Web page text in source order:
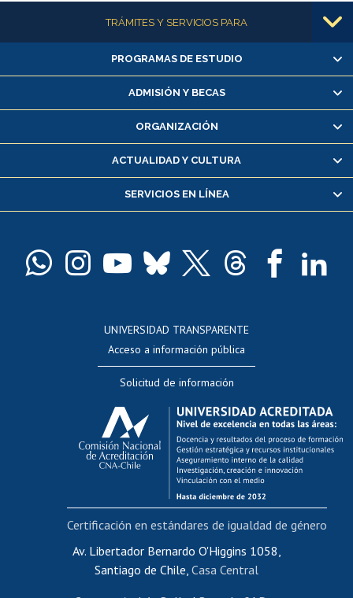
Más informaciónTRÁMITES Y SERVICIOS PARA
Alumnas/os y exalumnas/os
Matrícula en línea
Inscripción y cambio de asignaturas
Consulta y certificado de notas
Servicio médico y dental
Pago de arancel y crédito alumnos
Docentes
Evaluación docente
Calificación académica
Postulación al AUCAI
Funcionarias/os
Cursos internos de capacitación
Bienestar del personal
Portal de movilidad interna
Certificado de renta
Certificado de renta honorarios
PROGRAMAS DE ESTUDIO
ADMISIÓN Y BECAS
ORGANIZACIÓN
ACTUALIDAD Y CULTURA
SERVICIOS EN LÍNEA
UNIVERSIDAD TRANSPARENTE
Acceso a información pública
Solicitud de información
Av. Libertador Bernardo O'Higgins 1058,
Santiago de Chile, Casa Central
Certificación en estándares de igualdad de género